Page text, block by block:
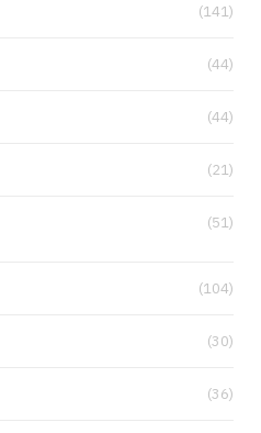
(141)
(44)
(44)
(21)
(51)
(104)
(30)
(36)